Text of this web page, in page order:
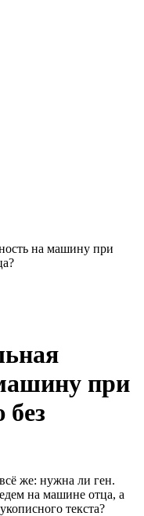
на машину при
при
без
же: нужна ли ген.
на машине отца, а
текста?